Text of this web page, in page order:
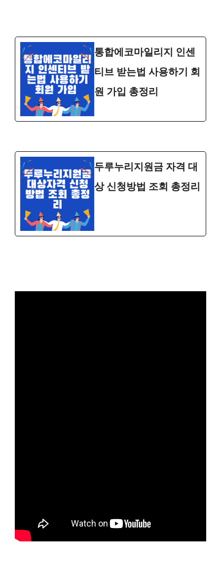
통합에코마일리지 인센
티브 받는법 사용하기 회
원 가입 총정리
두루누리지원금 자격 대
상 신청방법 조회 총정리